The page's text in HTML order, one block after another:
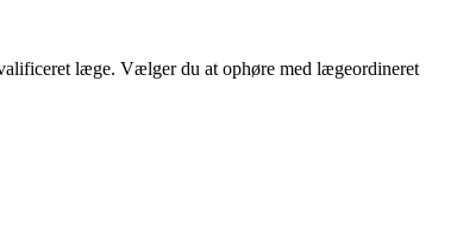
læge. Vælger du at ophøre med lægeordineret